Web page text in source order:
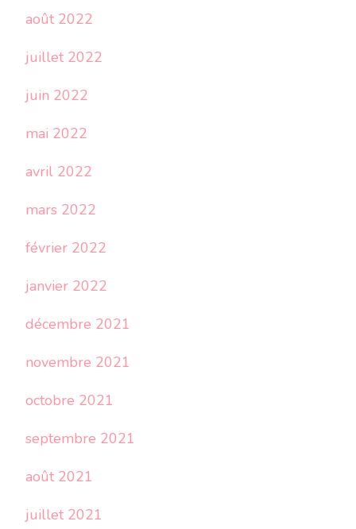
août 2022
juillet 2022
juin 2022
mai 2022
avril 2022
mars 2022
février 2022
janvier 2022
décembre 2021
novembre 2021
octobre 2021
septembre 2021
août 2021
juillet 2021